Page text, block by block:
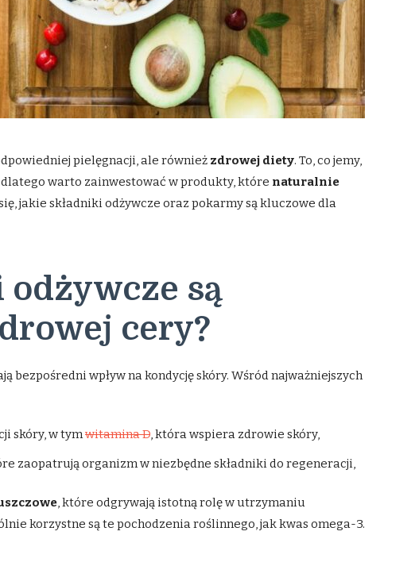
pielęgnacji, ale również zdrowej diety. To, co jemy,
dlatego warto zainwestować w produkty, które naturalnie
jakie składniki odżywcze oraz pokarmy są kluczowe dla
odżywcze są
cery?
bezpośredni wpływ na kondycję skóry. Wśród najważniejszych
skóry, w tymwitamina D, która wspiera zdrowie skóry,
zaopatrują organizm w niezbędne składniki do regeneracji,
, które odgrywają istotną rolę w utrzymaniu
korzystne są te pochodzenia roślinnego, jak kwas omega-3.